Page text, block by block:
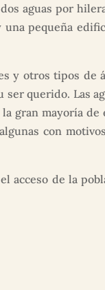
aguas por
pequeña
y otros tipos de
querido. Las
gran mayoría de
con
acceso de la